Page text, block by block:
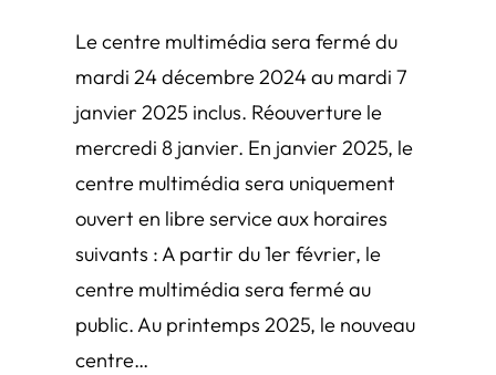
Le centre multimédia sera fermé du
mardi 24 décembre 2024 au mardi 7
janvier 2025 inclus. Réouverture le
mercredi 8 janvier. En janvier 2025, le
centre multimédia sera uniquement
ouvert en libre service aux horaires
suivants : A partir du 1er février, le
centre multimédia sera fermé au
public. Au printemps 2025, le nouveau
centre…